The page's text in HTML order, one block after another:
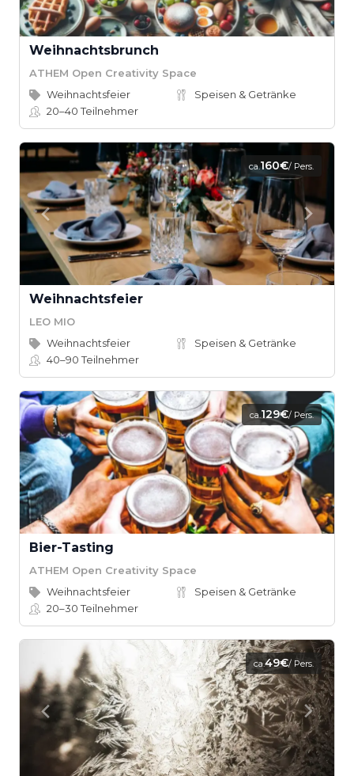
Weihnachtsbrunch
ATHEM Open Creativity Space
Weihnachtsfeier
Speisen & Getränke
20–40Teilnehmer
ca.160€/ Pers.
Weihnachtsfeier
LEO MIO
Weihnachtsfeier
Speisen & Getränke
40–90Teilnehmer
ca.129€/ Pers.
Bier-Tasting
ATHEM Open Creativity Space
Weihnachtsfeier
Speisen & Getränke
20–30Teilnehmer
ca.49€/ Pers.